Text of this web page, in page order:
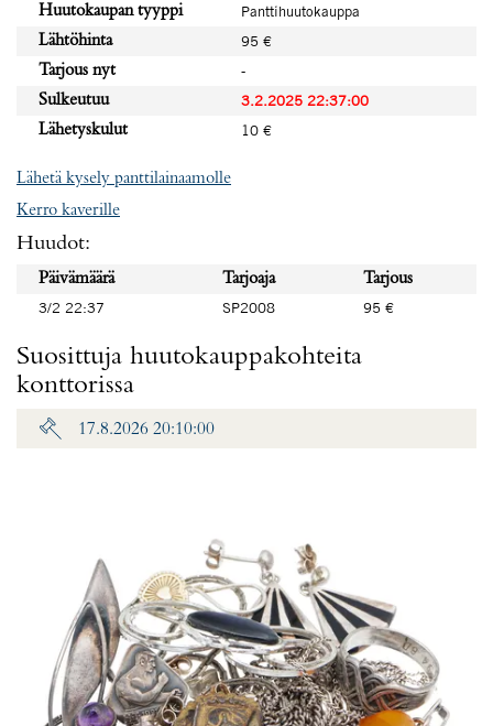
Huutokaupan tyyppi
Panttihuutokauppa
Lähtöhinta
95 €
Tarjous nyt
-
Sulkeutuu
3.2.2025 22:37:00
Lähetyskulut
10 €
Lähetä kysely panttilainaamolle
Kerro kaverille
Huudot:
Päivämäärä Tarjoaja
Tarjous
3/2 22:37
SP2008 95 €
Suosittuja huutokauppakohteita
konttorissa
17.8.2026 20:10:00